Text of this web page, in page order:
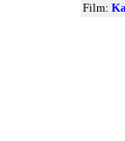
Film: